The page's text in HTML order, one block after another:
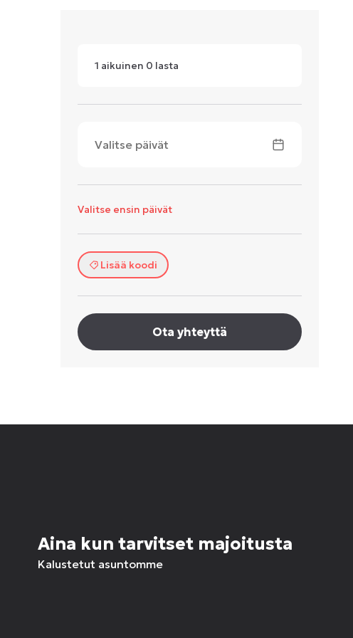
1 aikuinen 0 lasta
Valitse päivät
Valitse ensin päivät
Lisää koodi
Ota yhteyttä
Aina kun tarvitset majoitusta
Kalustetut asuntomme